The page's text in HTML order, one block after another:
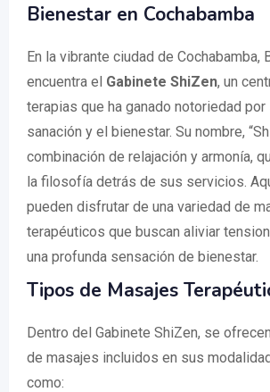
Bienestar en Cochabamba
En la vibrante ciudad de Cochabamba,
encuentra el Gabinete ShiZen, un
terapias que ha ganado notoriedad
sanación y el bienestar. Su nombre,
combinación de relajación y armonía,
la filosofía detrás de sus servicios.
pueden disfrutar de una variedad de
terapéuticos que buscan aliviar
una profunda sensación de bienestar.
Tipos de Masajes
Dentro del Gabinete ShiZen, se
de masajes incluidos en sus
como: